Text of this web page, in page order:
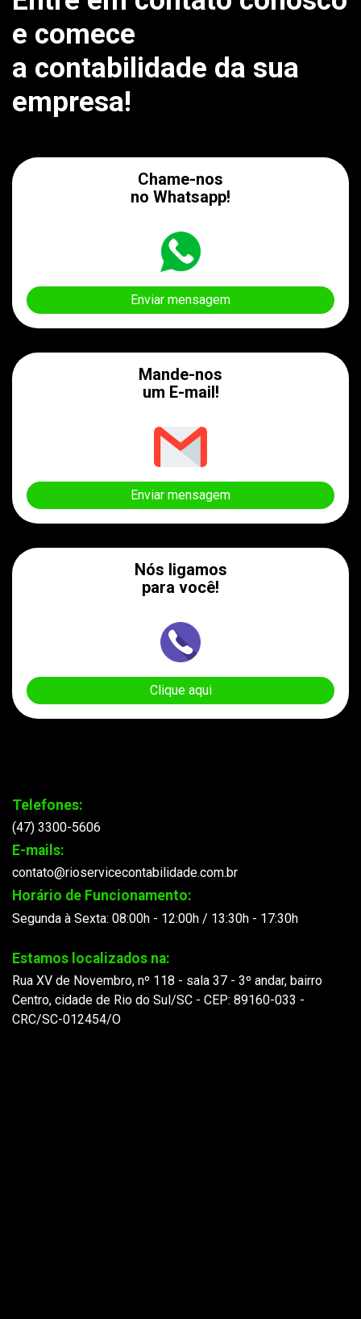
e comece
a contabilidade da sua
empresa!
Chame-nos
no Whatsapp!
Enviar mensagem
Mande-nos
um E-mail!
Enviar mensagem
Nós ligamos
para você!
Clique aqui
Telefones:
(47) 3300-5606
E-mails:
contato@rioservicecontabilidade.com.br
Horário de Funcionamento:
Segunda à Sexta: 08:00h - 12:00h / 13:30h - 17:30h
Estamos localizados na:
Rua XV de Novembro, nº 118 - sala 37 - 3º andar, bairro
Centro, cidade de Rio do Sul/SC - CEP: 89160-033 -
CRC/SC-012454/O